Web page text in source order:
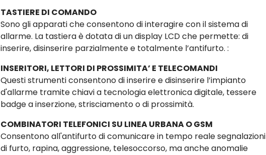
TASTIERE DI COMANDO
Sono gli apparati che consentono di interagire con il sistema di
allarme. La tastiera è dotata di un display LCD che permette: di
inserire, disinserire parzialmente e totalmente l’antifurto. :
INSERITORI, LETTORI DI PROSSIMITA’ E TELECOMANDI
Questi strumenti consentono di inserire e disinserire l’impianto
d'allarme tramite chiavi a tecnologia elettronica digitale, tessere
badge a inserzione, strisciamento o di prossimità.
COMBINATORI TELEFONICI SU LINEA URBANA O GSM
Consentono all'antifurto di comunicare in tempo reale segnalazioni
di furto, rapina, aggressione, telesoccorso, ma anche anomalie